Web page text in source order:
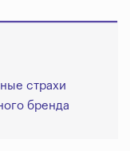
страхи
бренда